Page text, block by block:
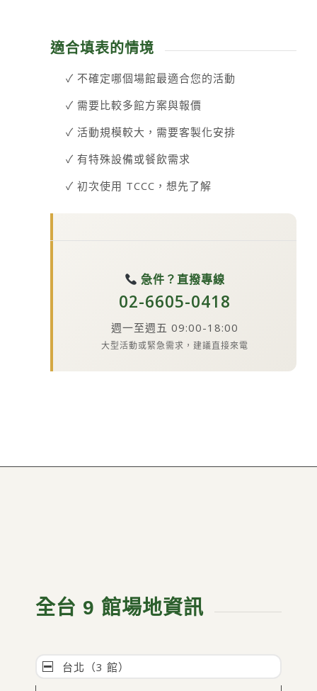
適合填表的情境
✓ 不確定哪個場館最適合您的活動
✓ 需要比較多館方案與報價
✓ 活動規模較大，需要客製化安排
✓ 有特殊設備或餐飲需求
✓ 初次使用 TCCC，想先了解
急件？直撥專線
02-6605-0418
週一至週五 09:00-18:00
大型活動或緊急需求，建議直接來電
全台 9 館場地資訊
台北（3 館）